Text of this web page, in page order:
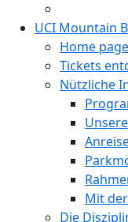
UCI Mountain
Home page
Tickets
Nützliche
Mit
Die